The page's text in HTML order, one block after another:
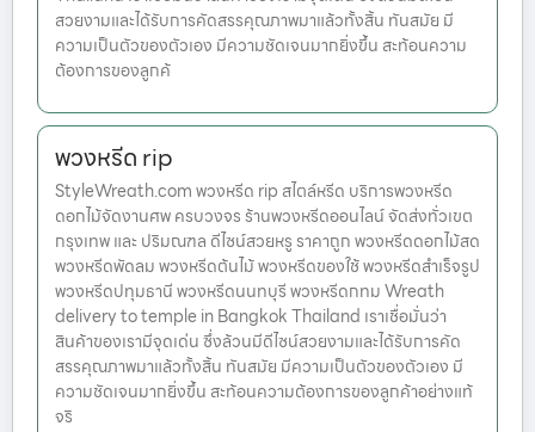
สวยงามและได้รับการคัดสรรคุณภาพมาแล้วทั้งสิ้น ทันสมัย มี
ความเป็นตัวของตัวเอง มีความชัดเจนมากยิ่งขึ้น สะท้อนความ
ต้องการของลูกค้
พวงหรีด rip
StyleWreath.com พวงหรีด rip สไตล์หรีด บริการพวงหรีด
ดอกไม้จัดงานศพ ครบวงจร ร้านพวงหรีดออนไลน์ จัดส่งทั่วเขต
กรุงเทพ และ ปริมณฑล ดีไซน์สวยหรู ราคาถูก พวงหรีดดอกไม้สด
พวงหรีดพัดลม พวงหรีดต้นไม้ พวงหรีดของใช้ พวงหรีดสำเร็จรูป
พวงหรีดปทุมธานี พวงหรีดนนทบุรี พวงหรีดกทม Wreath
delivery to temple in Bangkok Thailand เราเชื่อมั่นว่า
สินค้าของเรามีจุดเด่น ซึ่งล้วนมีดีไซน์สวยงามและได้รับการคัด
สรรคุณภาพมาแล้วทั้งสิ้น ทันสมัย มีความเป็นตัวของตัวเอง มี
ความชัดเจนมากยิ่งขึ้น สะท้อนความต้องการของลูกค้าอย่างแท้
จริ